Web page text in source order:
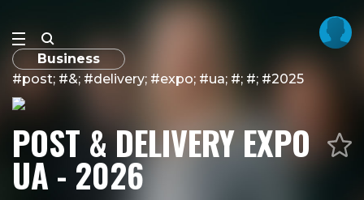
Business
#post; #&; #delivery; #expo; #ua; #; #; #2025
POST & DELIVERY EXPO
UA - 2026